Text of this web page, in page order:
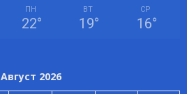
ПН
22°
ВТ
19°
СР
16°
Август 2026